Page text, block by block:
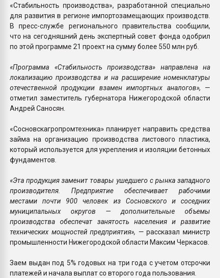
«Стабильность производства», разработанной специально
для развития в регионе импортозамещающих производств.
В пресс-службе регионального правительства сообщили,
что на сегодняшний день экспертный совет фонда одобрил
по этой программе 21 проект на сумму более 550 млн руб.
«Программа «Стабильность производства» направлена на
локализацию производства и на расширение номенклатуры
отечественной продукции взамен импортных аналогов», —
отметил заместитель губернатора Нижегородской области
Андрей Саносян.
«Сосновскагропромтехника» планирует направить средства
займа на организацию производства листового пластика,
который используется для укрепления и изоляции бетонных
фундаментов.
«Эта продукция заменит товары ушедшего с рынка западного
производителя. Предприятие обеспечивает рабочими
местами почти 900 человек из Сосновского и соседних
муниципальных округов — дополнительные объемы
производства обеспечат занятость населения и развитие
технических мощностей предприятия», — рассказал министр
промышленности Нижегородской области Максим Черкасов.
Заем выдан под 5% годовых на три года с учетом отсрочки
платежей и начала выплат со второго года пользования.